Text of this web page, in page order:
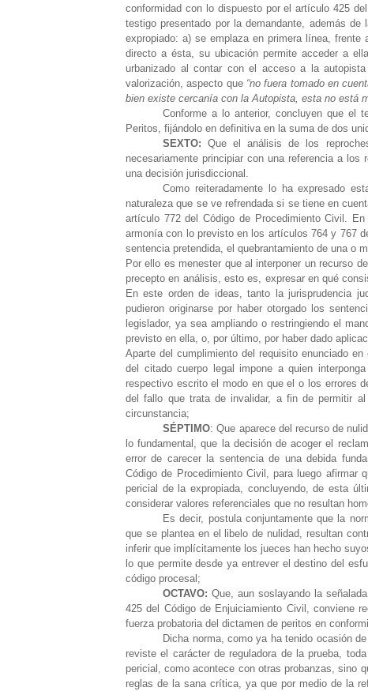
conformidad con lo dispuesto por el artículo 425
testigo presentado por la demandante, además
expropiado: a) se emplaza en primera línea,
directo a ésta, su ubicación permite acceder a
urbanizado al contar con el acceso a la
valorización, aspecto que“no fuera tomado en
bien existe cercanía con la Autopista, esta no está
Conforme a lo anterior, concluyen que el
Peritos, fijándolo en definitiva en la suma de dos
SEXTO: Que el análisis de los
necesariamente principiar con una referencia a
una decisión jurisdiccional.
Como reiteradamente lo ha expresado
naturaleza que se ve refrendada si se tiene en
artículo 772 del Código de Procedimiento Civil.
armonía con lo previsto en los artículos 764 y 767
sentencia pretendida, el quebrantamiento de una o
Por ello es menester que al interponer un recurso
precepto en análisis, esto es, expresar en qué
En este orden de ideas, tanto la jurisprudencia
pudieron originarse por haber otorgado los
legislador, ya sea ampliando o restringiendo el
previsto en ella, o, por último, por haber dado
Aparte del cumplimiento del requisito enunciado
del citado cuerpo legal impone a quien
respectivo escrito el modo en que el o los errores
del fallo que trata de invalidar, a fin de permitir
circunstancia;
SÉPTIMO: Que aparece del recurso de
lo fundamental, que la decisión de acoger el
error de carecer la sentencia de una debida
Código de Procedimiento Civil, para luego
pericial de la expropiada, concluyendo, de esta
considerar valores referenciales que no resultan
Es decir, postula conjuntamente que la
que se plantea en el libelo de nulidad, resultan
inferir que implícitamente los jueces han hecho
lo que permite desde ya entrever el destino del
código procesal;
OCTAVO: Que, aun soslayando la
425 del Código de Enjuiciamiento Civil, conviene
fuerza probatoria del dictamen de peritos en
Dicha norma, como ya ha tenido ocasión
reviste el carácter de reguladora de la prueba,
pericial, como acontece con otras probanzas, sino
reglas de la sana crítica, ya que por medio de la